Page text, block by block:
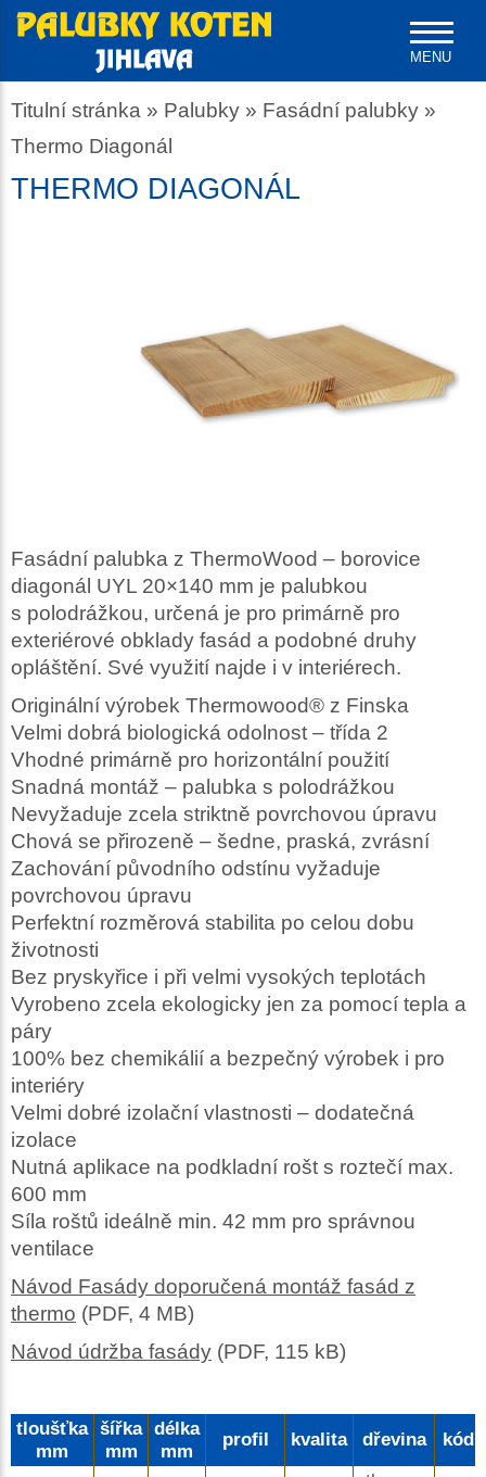
MENU
Titulní stránka » Palubky » Fasádní palubky »
Thermo Diagonál
THERMO DIAGONÁL
Fasádní palubka z ThermoWood – borovice
diagonál UYL 20×140 mm je palubkou
s polodrážkou, určená je pro primárně pro
exteriérové obklady fasád a podobné druhy
opláštění. Své využití najde i v interiérech.
Originální výrobek Thermowood® z Finska
Velmi dobrá biologická odolnost – třída 2
Vhodné primárně pro horizontální použití
Snadná montáž – palubka s polodrážkou
Nevyžaduje zcela striktně povrchovou úpravu
Chová se přirozeně – šedne, praská, zvrásní
Zachování původního odstínu vyžaduje
povrchovou úpravu
Perfektní rozměrová stabilita po celou dobu
životnosti
Bez pryskyřice i při velmi vysokých teplotách
Vyrobeno zcela ekologicky jen za pomocí tepla a
páry
100% bez chemikálií a bezpečný výrobek i pro
interiéry
Velmi dobré izolační vlastnosti – dodatečná
izolace
Nutná aplikace na podkladní rošt s roztečí max.
600 mm
Síla roštů ideálně min. 42 mm pro správnou
ventilace
Návod Fasády doporučená montáž fasád z
thermo (PDF, 4 MB)
Návod údržba fasády (PDF, 115 kB)
tloušťka
mm
šířka
mm
délka
mm
profil kvalita dřevina kód